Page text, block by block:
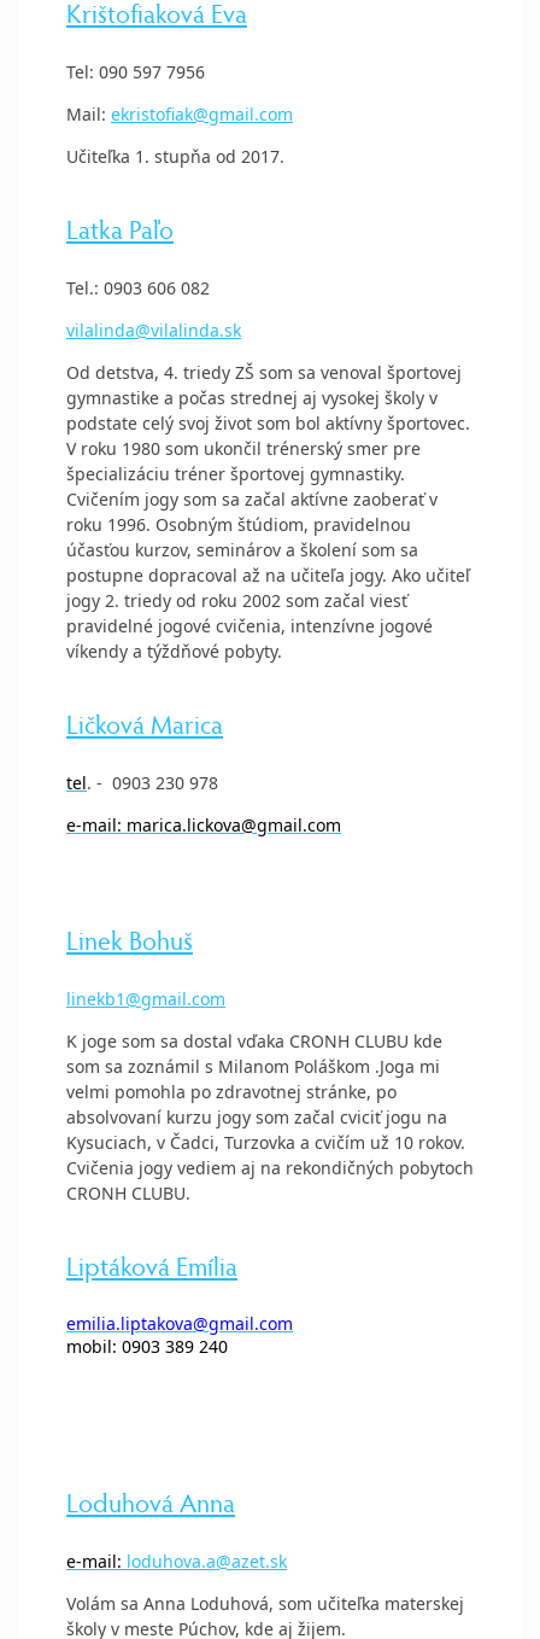
Krištofiaková Eva
Tel: 090 597 7956
Mail: ekristofiak@gmail.com
Učiteľka 1. stupňa od 2017.
Latka Paľo
Tel.: 0903 606 082
vilalinda@vilalinda.sk
Od detstva, 4. triedy ZŠ som sa venoval športovej
gymnastike a počas strednej aj vysokej školy v
podstate celý svoj život som bol aktívny športovec.
V roku 1980 som ukončil trénerský smer pre
špecializáciu tréner športovej gymnastiky.
Cvičením jogy som sa začal aktívne zaoberať v
roku 1996. Osobným štúdiom, pravidelnou
účasťou kurzov, seminárov a školení som sa
postupne dopracoval až na učiteľa jogy. Ako učiteľ
jogy 2. triedy od roku 2002 som začal viesť
pravidelné jogové cvičenia, intenzívne jogové
víkendy a týždňové pobyty.
Ličková Marica
tel. - 0903 230 978
e-mail: marica.lickova@gmail.com
Linek Bohuš
linekb1@gmail.com
K joge som sa dostal vďaka CRONH CLUBU kde
som sa zoznámil s Milanom Poláškom .Joga mi
velmi pomohla po zdravotnej stránke, po
absolvovaní kurzu jogy som začal cviciť jogu na
Kysuciach, v Čadci, Turzovka a cvičím už 10 rokov.
Cvičenia jogy vediem aj na rekondičných pobytoch
CRONH CLUBU.
Liptáková Emília
emilia.liptakova@gmail.com
mobil: 0903 389 240
Loduhová Anna
e-mail: loduhova.a@azet.sk
Volám sa Anna Loduhová, som učiteľka materskej
školy v meste Púchov, kde aj žijem.